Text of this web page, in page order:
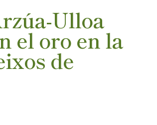
Ulloa
el oro en la
de